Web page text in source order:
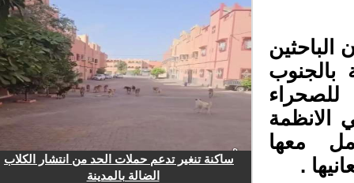
معها
.
ساكنة تنغير تدعم حملات الحد من انتشار الكلاب
الضالة بالمدينة